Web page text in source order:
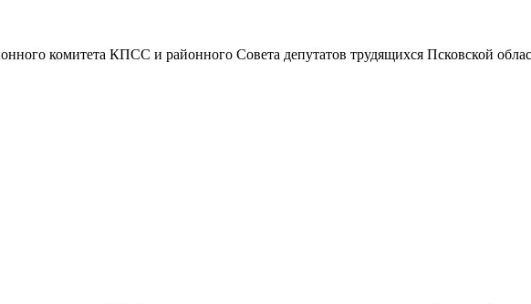
комитета КПСС и районного Совета депутатов трудящихся Псковской